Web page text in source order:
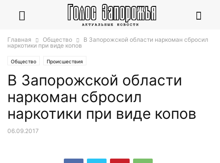
Главная Общество
В Запорожской области наркоман сбросил
наркотики при виде копов
Общество Происшествия
В Запорожской области
наркоман сбросил
наркотики при виде копов
06.09.2017